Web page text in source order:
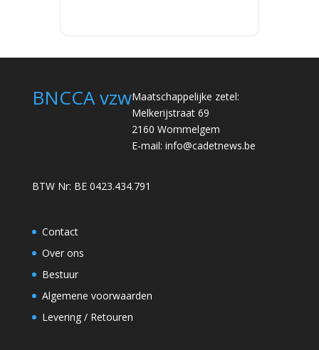
BNCCA vzwMaatschappelijke zetel:
Melkerijstraat 69
2160 Wommelgem
E-mail: info@cadetnews.be
BTW Nr: BE 0423.434.791
Contact
Over ons
Bestuur
Algemene voorwaarden
Levering / Retouren